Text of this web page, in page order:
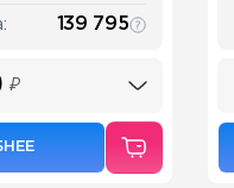
139 795
₽